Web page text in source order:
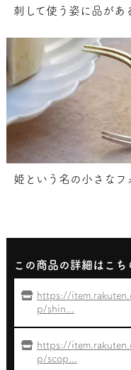
刺して使う姿に品があ
姫という名の小さなフ
この商品の詳細はこち
https://
p/shin...
https://
p/scop...